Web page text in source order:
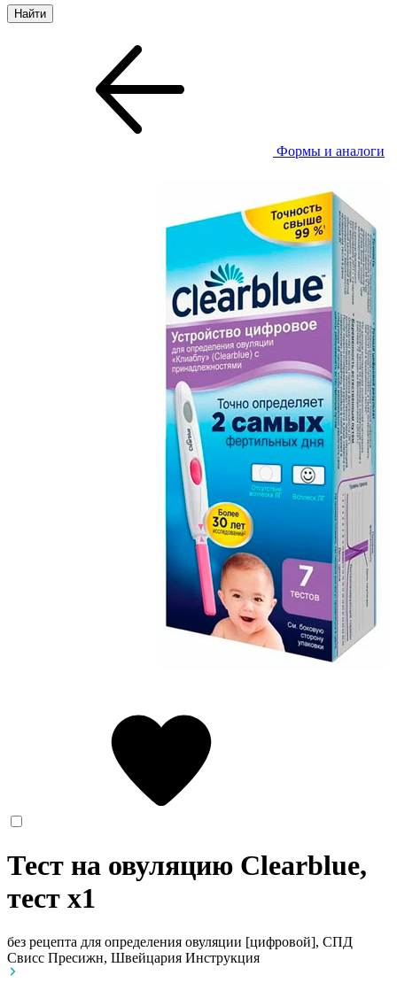
Формы и аналоги
Тест на овуляцию Clearblue,
тест x1
без рецепта для определения овуляции [цифровой], СПД
Свисс Пресижн, Швейцария Инструкция